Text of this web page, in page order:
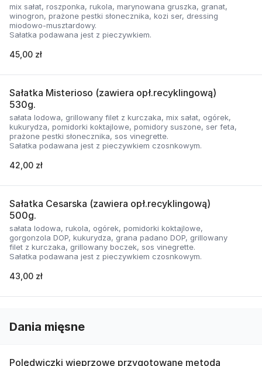
mix sałat, roszponka, rukola, marynowana gruszka, granat,
winogron, prażone pestki słonecznika, kozi ser, dressing
miodowo-musztardowy.
Sałatka podawana jest z pieczywkiem.
45,00 zł
Sałatka Misterioso (zawiera opł.recyklingową)
530g.
sałata lodowa, grillowany filet z kurczaka, mix sałat, ogórek,
kukurydza, pomidorki koktajlowe, pomidory suszone, ser feta,
prażone pestki słonecznika, sos vinegrette.
Sałatka podawana jest z pieczywkiem czosnkowym.
42,00 zł
Sałatka Cesarska (zawiera opł.recyklingową)
500g.
sałata lodowa, rukola, ogórek, pomidorki koktajlowe,
gorgonzola DOP, kukurydza, grana padano DOP, grillowany
filet z kurczaka, grillowany boczek, sos vinegrette.
Sałatka podawana jest z pieczywkiem czosnkowym.
43,00 zł
Dania mięsne
Polędwiczki wieprzowe przygotowane metodą